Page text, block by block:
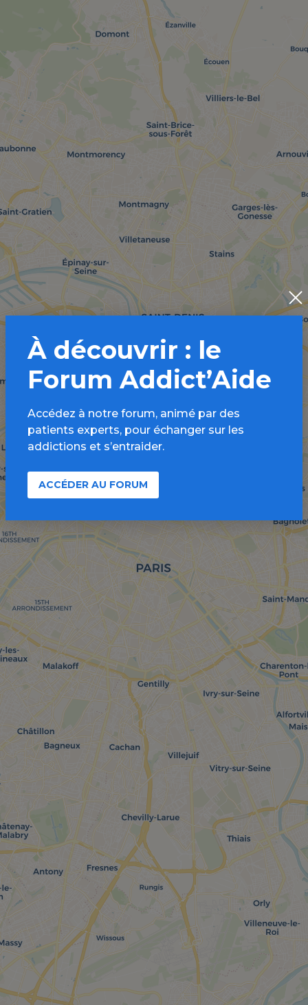
À découvrir : le
Forum Addict’Aide
Accédez à notre forum, animé par des
patients experts, pour échanger sur les
addictions et s’entraider.
ACCÉDER AU FORUM